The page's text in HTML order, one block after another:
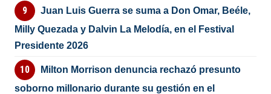
Juan Luis Guerra se suma a Don Omar, Beéle,
Milly Quezada y Dalvin La Melodía, en el Festival
Presidente 2026
Milton Morrison denuncia rechazó presunto
soborno millonario durante su gestión en el